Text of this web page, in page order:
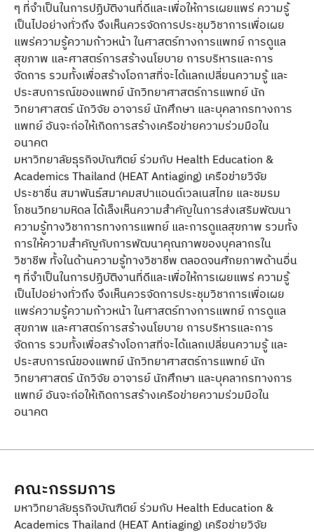
ๆ ที่จําเป็นในการปฏิบัติงานที่ดีและเพื่อให้การเผยแพร่ ความรู้
เป็นไปอย่างทั่วถึง จึงเห็นควรจัดการประชุมวิชาการเพื่อเผย
แพร่ความรู้ความก้าวหน้า ในศาสตร์ทางการแพทย์ การดูแล
สุขภาพ และศาสตร์การสร้างนโยบาย การบริหารและการ
จัดการ รวมทั้งเพื่อสร้างโอกาสที่จะได้แลกเปลี่ยนความรู้ และ
ประสบการณ์ของแพทย์ นักวิทยาศาสตร์การแพทย์ นัก
วิทยาศาสตร์ นักวิจัย อาจารย์ นักศึกษา และบุคลากรทางการ
แพทย์ อันจะก่อให้เกิดการสร้างเครือข่ายความร่วมมือใน
อนาคต
มหาวิทยาลัยธุรกิจบัณฑิตย์ ร่วมกับ Health Education &
Academics Thailand (HEAT Antiaging) เครือข่ายวิจัย
ประชาชื่น สมาพันธ์สมาคมสปาแอนด์เวลเนสไทย และชมรม
โภชนวิทยามหิดล ได้เล็งเห็นความสําคัญในการส่งเสริมพัฒนา
ความรู้ทางวิชาการทางการแพทย์ และการดูแลสุขภาพ รวมทั้ง
การให้ความสําคัญกับการพัฒนาคุณภาพของบุคลากรใน
วิชาชีพ ทั้งในด้านความรู้ทางวิชาชีพ ตลอดจนศักยภาพด้านอื่น
ๆ ที่จําเป็นในการปฏิบัติงานที่ดีและเพื่อให้การเผยแพร่ ความรู้
เป็นไปอย่างทั่วถึง จึงเห็นควรจัดการประชุมวิชาการเพื่อเผย
แพร่ความรู้ความก้าวหน้า ในศาสตร์ทางการแพทย์ การดูแล
สุขภาพ และศาสตร์การสร้างนโยบาย การบริหารและการ
จัดการ รวมทั้งเพื่อสร้างโอกาสที่จะได้แลกเปลี่ยนความรู้ และ
ประสบการณ์ของแพทย์ นักวิทยาศาสตร์การแพทย์ นัก
วิทยาศาสตร์ นักวิจัย อาจารย์ นักศึกษา และบุคลากรทางการ
แพทย์ อันจะก่อให้เกิดการสร้างเครือข่ายความร่วมมือใน
อนาคต
คณะกรรมการ
มหาวิทยาลัยธุรกิจบัณฑิตย์ ร่วมกับ Health Education &
Academics Thailand (HEAT Antiaging) เครือข่ายวิจัย